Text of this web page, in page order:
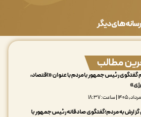
رسانه های دیگر
مطالب
رئیس جمهور با مردم با عنوان «اقتصاد،
به مردم؛گفتگوی صادقانه رئیس جمهور با